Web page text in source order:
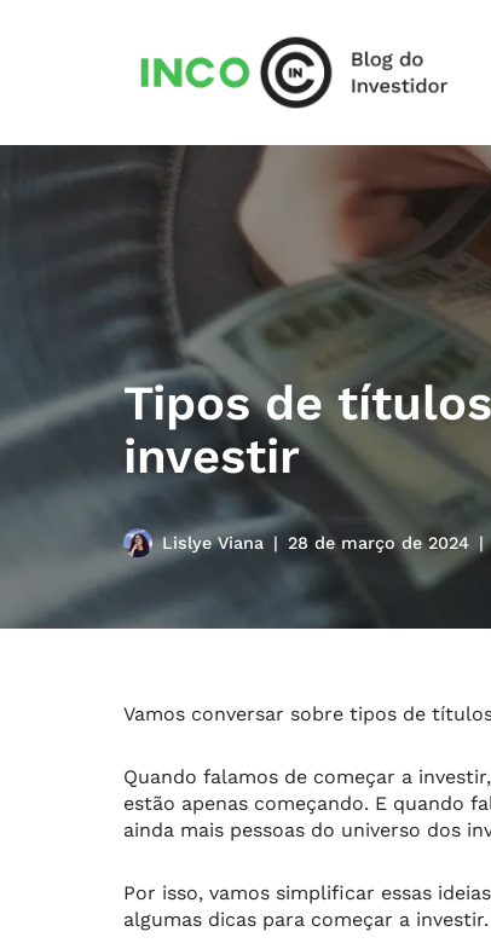
conteúdo
Tipos de
investir
Lislye Viana 28 de março de 2024
Vamos conversar sobre tipos de
Quando falamos de começar a
estão apenas começando. E quando
ainda mais pessoas do universo dos
Por isso, vamos simplificar essas
algumas dicas para começar a investir.